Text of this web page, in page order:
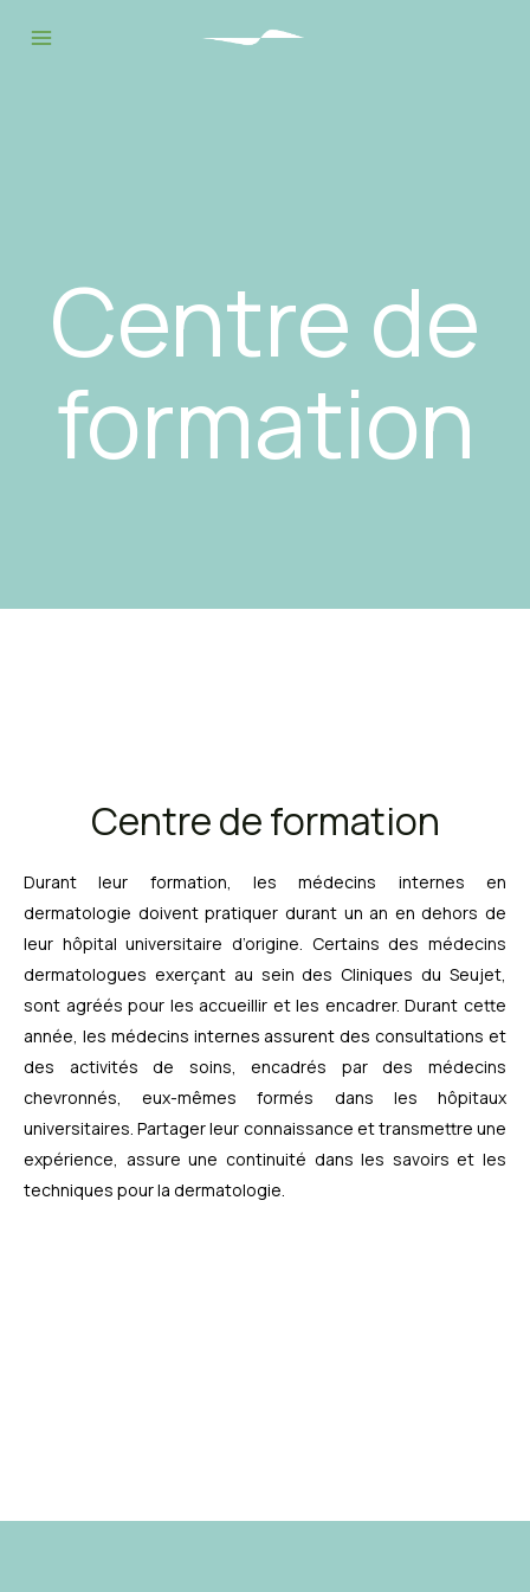
Centre de
formation
Centre de formation
Durant leur formation, les médecins internes en
dermatologie doivent pratiquer durant un an en dehors de
leur hôpital universitaire d’origine. Certains des médecins
dermatologues exerçant au sein des Cliniques du Seujet,
sont agréés pour les accueillir et les encadrer. Durant cette
année, les médecins internes assurent des consultations et
des activités de soins, encadrés par des médecins
chevronnés, eux-mêmes formés dans les hôpitaux
universitaires. Partager leur connaissance et transmettre une
expérience, assure une continuité dans les savoirs et les
techniques pour la dermatologie.